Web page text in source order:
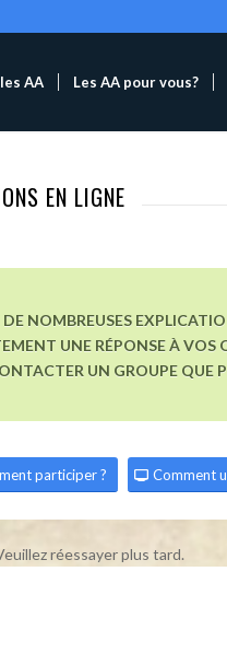
AA Les AA pour vous?
EN LIGNE
NOMBREUSES
UNE RÉPONSE À VOS
UN GROUPE QUE
participer ? Comment
réessayer plus tard.